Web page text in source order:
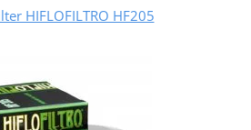
HIFLOFILTRO HF205